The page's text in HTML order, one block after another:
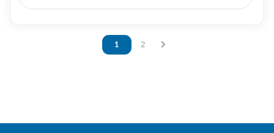
Vous êtes sur la page
1 Vous êtes sur la page
2